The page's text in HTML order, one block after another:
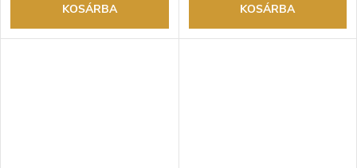
KOSÁRBA KOSÁRBA